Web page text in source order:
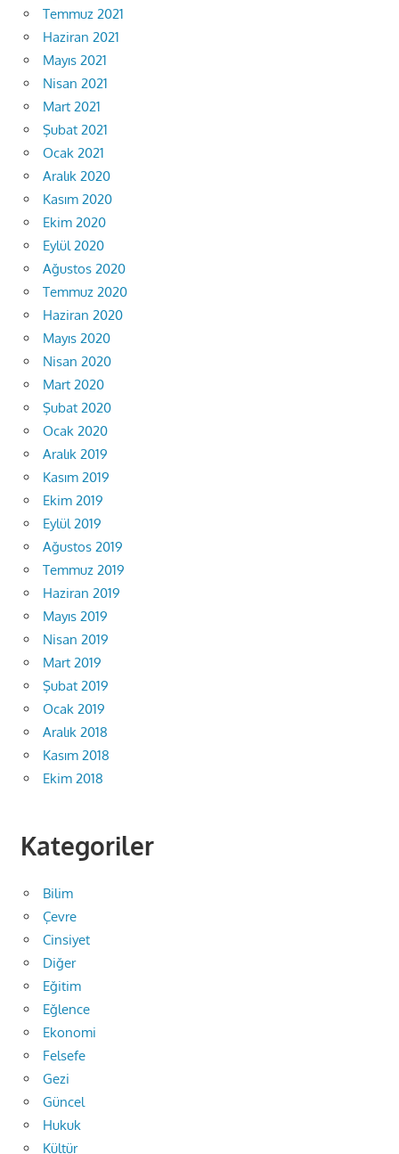
Temmuz 2021
Haziran 2021
Mayıs 2021
Nisan 2021
Mart 2021
Şubat 2021
Ocak 2021
Aralık 2020
Kasım 2020
Ekim 2020
Eylül 2020
Ağustos 2020
Temmuz 2020
Haziran 2020
Mayıs 2020
Nisan 2020
Mart 2020
Şubat 2020
Ocak 2020
Aralık 2019
Kasım 2019
Ekim 2019
Eylül 2019
Ağustos 2019
Temmuz 2019
Haziran 2019
Mayıs 2019
Nisan 2019
Mart 2019
Şubat 2019
Ocak 2019
Aralık 2018
Kasım 2018
Ekim 2018
Kategoriler
Bilim
Çevre
Cinsiyet
Diğer
Eğitim
Eğlence
Ekonomi
Felsefe
Gezi
Güncel
Hukuk
Kültür